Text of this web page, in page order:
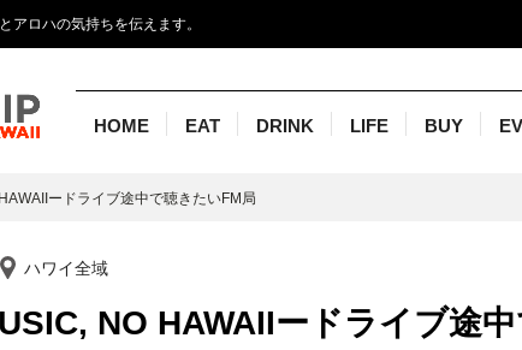
アロハの気持ちを伝えます。
HOME EAT DRINK LIFE BUY
ードライブ途中で聴きたいFM局
ハワイ全域
NO HAWAIIードライブ途